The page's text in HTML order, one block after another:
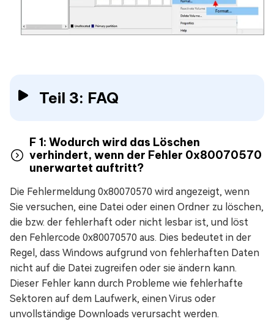
Teil 3: FAQ
F 1: Wodurch wird das Löschen
verhindert, wenn der Fehler 0x80070570
unerwartet auftritt?
Die Fehlermeldung 0x80070570 wird angezeigt, wenn
Sie versuchen, eine Datei oder einen Ordner zu löschen,
die bzw. der fehlerhaft oder nicht lesbar ist, und löst
den Fehlercode 0x80070570 aus. Dies bedeutet in der
Regel, dass Windows aufgrund von fehlerhaften Daten
nicht auf die Datei zugreifen oder sie ändern kann.
Dieser Fehler kann durch Probleme wie fehlerhafte
Sektoren auf dem Laufwerk, einen Virus oder
unvollständige Downloads verursacht werden.